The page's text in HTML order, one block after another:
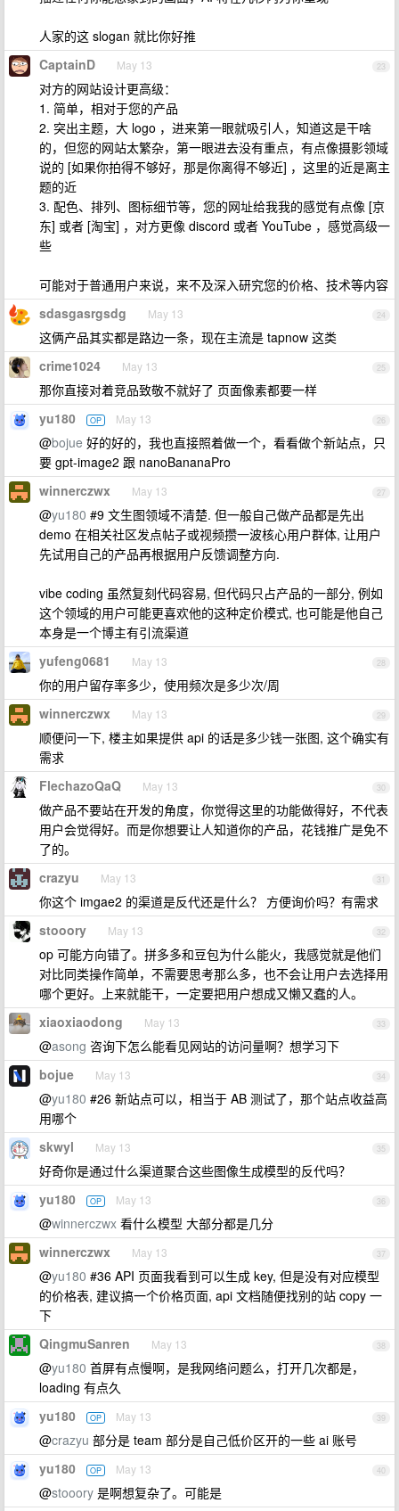
人家的这 slogan 就比你好推
23
CaptainD May 13
对方的网站设计更高级：
1. 简单，相对于您的产品
2. 突出主题，大 logo ，进来第一眼就吸引人，知道这是干啥
的，但您的网站太繁杂，第一眼进去没有重点，有点像摄影领域
说的 [如果你拍得不够好，那是你离得不够近] ，这里的近是离主
题的近
3. 配色、排列、图标细节等，您的网址给我我的感觉有点像 [京
东] 或者 [淘宝] ，对方更像 discord 或者 YouTube ，感觉高级一
些
可能对于普通用户来说，来不及深入研究您的价格、技术等内容
24
sdasgasrgsdg May 13
这俩产品其实都是路边一条，现在主流是 tapnow 这类
25
crime1024 May 13
那你直接对着竞品致敬不就好了 页面像素都要一样
26
yu180 OP May 13
@bojue 好的好的，我也直接照着做一个，看看做个新站点，只
要 gpt-image2 跟 nanoBananaPro
27
winnerczwx May 13
@yu180 #9 文生图领域不清楚. 但一般自己做产品都是先出
demo 在相关社区发点帖子或视频攒一波核心用户群体, 让用户
先试用自己的产品再根据用户反馈调整方向.
vibe coding 虽然复刻代码容易, 但代码只占产品的一部分, 例如
这个领域的用户可能更喜欢他的这种定价模式, 也可能是他自己
本身是一个博主有引流渠道
28
yufeng0681 May 13
你的用户留存率多少，使用频次是多少次/周
29
winnerczwx May 13
顺便问一下, 楼主如果提供 api 的话是多少钱一张图, 这个确实有
需求
30
FlechazoQaQ May 13
做产品不要站在开发的角度，你觉得这里的功能做得好，不代表
用户会觉得好。而是你想要让人知道你的产品，花钱推广是免不
了的。
31
crazyu May 13
你这个 imgae2 的渠道是反代还是什么？ 方便询价吗？有需求
32
stooory May 13
op 可能方向错了。拼多多和豆包为什么能火，我感觉就是他们
对比同类操作简单，不需要思考那么多，也不会让用户去选择用
哪个更好。上来就能干，一定要把用户想成又懒又蠢的人。
33
xiaoxiaodong May 13
@asong 咨询下怎么能看见网站的访问量啊？想学习下
34
bojue May 13
@yu180 #26 新站点可以，相当于 AB 测试了，那个站点收益高
用哪个
35
skwyl May 13
好奇你是通过什么渠道聚合这些图像生成模型的反代吗？
36
yu180 OP May 13
@winnerczwx 看什么模型 大部分都是几分
37
winnerczwx May 13
@yu180 #36 API 页面我看到可以生成 key, 但是没有对应模型
的价格表, 建议搞一个价格页面, api 文档随便找别的站 copy 一
下
38
QingmuSanren May 13
@yu180 首屏有点慢啊，是我网络问题么，打开几次都是，
loading 有点久
39
yu180 OP May 13
@crazyu 部分是 team 部分是自己低价区开的一些 ai 账号
40
yu180 OP May 13
@stooory 是啊想复杂了。可能是